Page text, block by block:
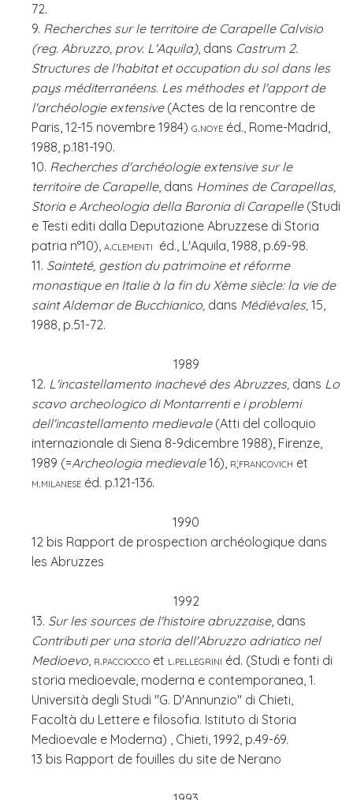
72.
9. Recherches sur le territoire de Carapelle Calvisio
(reg. Abruzzo, prov. L'Aquila), dans Castrum 2.
Structures de l'habitat et occupation du sol dans les
pays méditerranéens. Les méthodes et l'apport de
l'archéologie extensive(Actes de la rencontre de
Paris, 12-15 novembre 1984) g.noye éd., Rome-Madrid,
1988, p.181-190.
10. Recherches d'archéologie extensive sur le
territoire de Carapelle, dans Homines de Carapellas,
Storia e Archeologia della Baronia di Carapelle(Studi
e Testi editi dalla Deputazione Abruzzese di Storia
patria n°10), a.clementi éd., L'Aquila, 1988, p.69-98.
11. Sainteté, gestion du patrimoine et réforme
monastique en Italie à la fin du Xème siècle: la vie de
saint Aldemar de Bucchianico, dans Médiévales, 15,
1988, p.51-72.
1989
12. L'incastellamento inachevé des Abruzzes, dans Lo
scavo archeologico di Montarrenti e i problemi
dell'incastellamento medievale (Atti del colloquio
internazionale di Siena 8-9dicembre 1988), Firenze,
1989 (=Archeologia medievale16), r;francovich et
m.milanese éd. p.121-136.
1990
12 bis Rapport de prospection archéologique dans
les Abruzzes
1992
13. Sur les sources de l'histoire abruzzaise, dans
Contributi per una storia dell'Abruzzo adriatico nel
Medioevo, r.pacciocco et l.pellegrini éd. (Studi e fonti di
storia medioevale, moderna e contemporanea, 1.
Università degli Studi "G. D'Annunzio" di Chieti,
Facoltà du Lettere e filosofia. Istituto di Storia
Medioevale e Moderna) , Chieti, 1992, p.49-69.
13 bis Rapport de fouilles du site de Nerano